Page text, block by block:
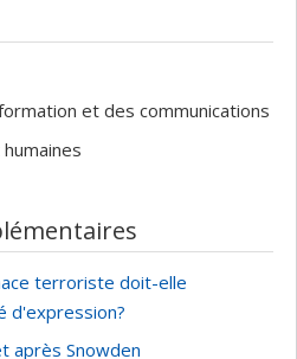
et des communications
terroriste doit-elle
d'expression?
après Snowden